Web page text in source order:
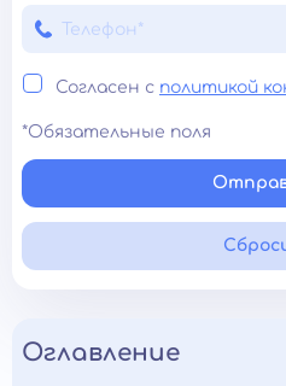
Согласен с политикой
*Обязательные поля
Оглавление